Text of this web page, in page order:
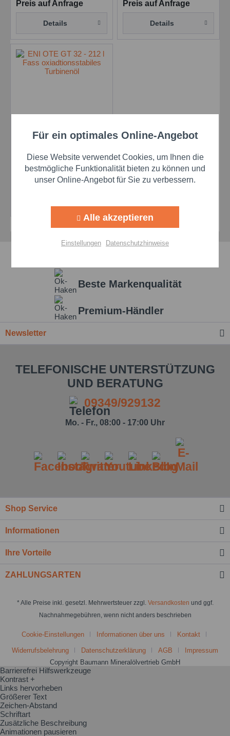
Preis auf Anfrage
Details
Preis auf Anfrage
Details
ENI OTE GT 32 - 212 l
oxiadtionsstabiles
Turbinenöl
Inhalt200 Liter
Preis auf Anfrage
Beste Markenqualität
Premium-Händler
Newsletter
TELEFONISCHE UNTERSTÜTZUNG
UND BERATUNG
09349/929132
Mo. - Fr., 08:00 - 17:00 Uhr
Shop Service
Informationen
Ihre Vorteile
ZAHLUNGSARTEN
* Alle Preise inkl. gesetzl. Mehrwertsteuer zzgl. Versandkosten und ggf.
Nachnahmegebühren, wenn nicht anders beschrieben
Cookie-Einstellungen Informationen über uns Kontakt
Widerrufsbelehrung Datenschutzerklärung AGB
Impressum
Copyright Baumann Mineralölvertrieb GmbH
Funktionale Aktiv
Marketing Aktiv
Personalisierung Aktiv
Einstellungen speichern
Für ein optimales Online-Angebot
Diese Website verwendet Cookies, um Ihnen die
bestmögliche Funktionalität bieten zu können und
unser Online-Angebot für Sie zu verbessern.
Alle akzeptieren
Einstellungen Datenschutzhinweise
Barrierefrei Hilfswerkzeuge
Kontrast +
Links hervorheben
Größerer Text
Zeichen-Abstand
Schriftart
Zusätzliche Beschreibung
Animationen pausieren